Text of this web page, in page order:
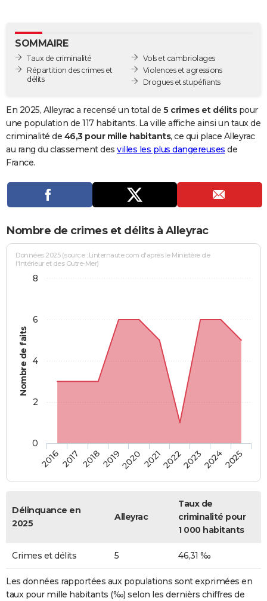
GUIDES D'ACHAT
BONS PLANS
Carte de Noël
Carte Bonne année
Carte Saint-Valentin
Carte Pâques
Carte d'anniversaire
DICTIONNAIRE
Dictionnaire
Biographies
Citations
Expressions
Proverbes
PROGRAMME TV
COPAINS D'AVANT
S'inscrire
Se connecter
Lycées
Collèges
Primaires
Universités
Entreprises
Service militaire
Avis de recherche
AVIS DE DÉCÈS
FORUM
Bricolage
Lifestyle
Culture
Sport
Auto
Television
Voyage
Cinema
SOMMAIRE
Taux de criminalité
Répartition des crimes et
délits
Vols et cambriolages
Violences et agressions
Drogues et stupéfiants
En 2025, Alleyrac a recensé un total de 5 crimes et délitspour
une population de 117 habitants. La ville affiche ainsi un taux de
criminalité de 46,3 pour mille habitants, ce qui place Alleyrac
au rang du classement des villes les plus dangereuses de
France.
Nombre de crimes et délits à Alleyrac
Nombre de faits
Données 2025 (source : Linternaute.com d'après le Ministère de
l'Intérieur et des Outre-Mer)
20162017 20182019202020212022202320242025
0
2
4
6
8
Délinquance en
2025
Alleyrac
Taux de
criminalité pour
1 000 habitants
Crimes et délits 5 46,31 ‰
Les données rapportées aux populations sont exprimées en
taux pour mille habitants (‰) selon les dernièrs chiffres de